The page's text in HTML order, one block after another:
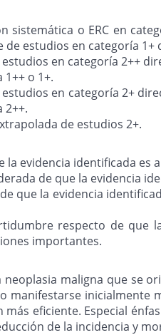
sistemática o ERC en
estudios en categoría
en categoría 2++
o 1+.
en categoría 2+
2++.
de estudios 2+.
la evidencia identificada
de que la evidencia
que la evidencia
respecto de que
importantes.
neoplasia maligna que se
manifestarse
eficiente. Especial
de la incidencia y